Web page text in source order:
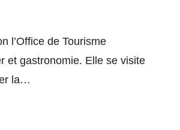
l’Office de Tourisme
et gastronomie. Elle se visite
la…